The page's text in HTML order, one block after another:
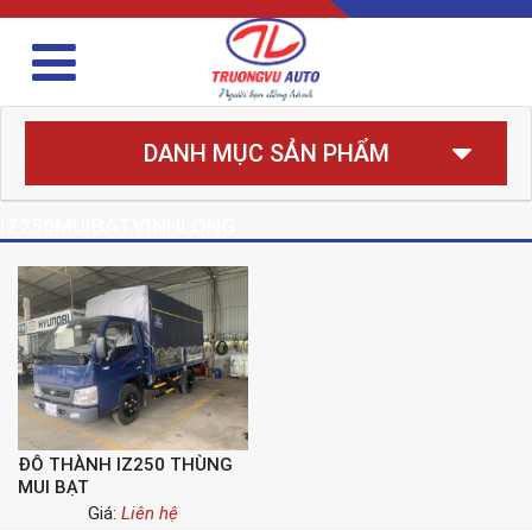
DANH MỤC SẢN PHẨM
ĐÔ THÀNH IZ250 THÙNG
MUI BẠT
Giá: Liên hệ